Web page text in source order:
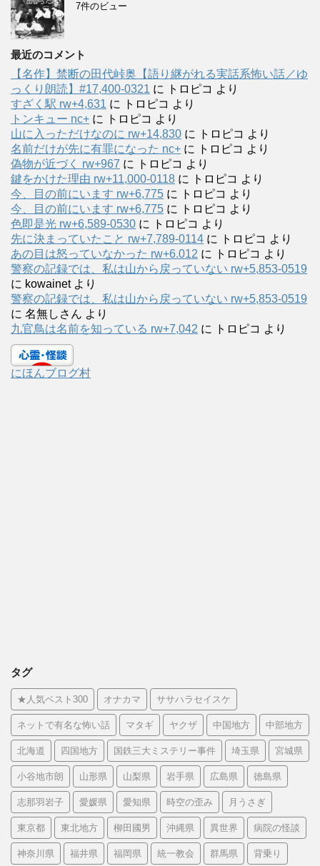
7件のビュー
最近のコメント
【名作】禁断の田代峠奥【語り継がれる実話系怖い話／ゆ
っくり朗読】#17,400-0321 に トロピコ より
すざく駅 rw+4,631 に トロピコ より
トンキュー nc+ に トロピコ より
山に入っただけなのに rw+14,830 に トロピコ より
名前だけが先に有罪になった nc+ に トロピコ より
偽物が近づく rw+967 に トロピコ より
鍵をかけた理由 rw+11,000-0118 に トロピコ より
今、目の前にいます rw+6,775 に トロピコ より
今、目の前にいます rw+6,775 に トロピコ より
色即是光 rw+6,589-0530 に トロピコ より
先に決まっていたこと rw+7,789-0114 に トロピコ より
あの目は怒っていなかった rw+6.012 に トロピコ より
警察の記録では、私は山から戻っていない rw+5,853-0519
に kowainetより
警察の記録では、私は山から戻っていない rw+5,853-0519
に 名無しさん より
九官鳥は名前を知っている rw+7,042 に トロピコ より
にほんブログ村
タグ
★人気ベスト300 オナカマ ササハラセイスケ
ネットで有名な怖い話 マタギ ヤクザ 中国地方 中部地方
北海道 四国地方 国鉄三大ミステリー事件 埼玉県 宮城県
小谷地市朗 山形県 山梨県 岩手県 広島県 徳島県
志那羽岩子 愛媛県 愛知県 時空の歪み 月うさぎ
東京都 東北地方 柳田國男 沖縄県 異世界 病院の怪談
神奈川県 福井県 福岡県 統一教会 群馬県 背乗り